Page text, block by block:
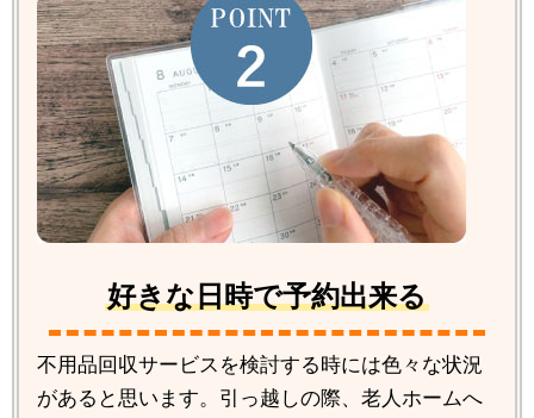
好きな日時で予約出来る
不用品回収サービスを検討する時には色々な状況
があると思います。引っ越しの際、老人ホームへ